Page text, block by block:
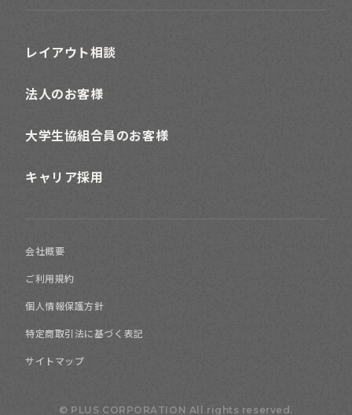
レイアウト相談
法人のお客様
大学生協組合員のお客様
キャリア採用
会社概要
ご利用規約
個人情報保護方針
特定商取引法に基づく表記
サイトマップ
© PLUS CORPORATION All rights reserved.